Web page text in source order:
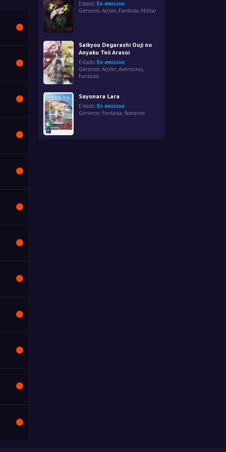
Estado: En emision
Géneros: Acción, Fantasía, Militar
Saikyou Degarashi Ouji no
Anyaku Teii Arasoi
Estado: En emision
Géneros: Acción,Aventuras
Fantasía
Sayonara Lara
Estado: En emision
Géneros: Fantasía Romance